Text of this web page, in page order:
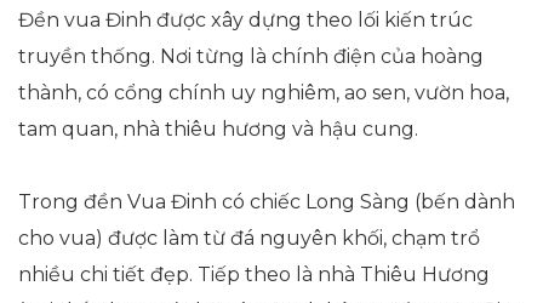
Đền vua Đinh được xây dựng theo lối kiến trúc
truyền thống. Nơi từng là chính điện của hoàng
thành, có cổng chính uy nghiêm, ao sen, vườn hoa,
tam quan, nhà thiêu hương và hậu cung.
Trong đền Vua Đinh có chiếc Long Sàng (bến dành
cho vua) được làm từ đá nguyên khối, chạm trổ
nhiều chi tiết đẹp. Tiếp theo là nhà Thiêu Hương